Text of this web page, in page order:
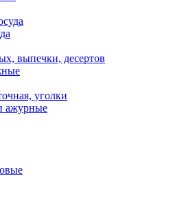
выпечки, десертов
уголки
ажурные